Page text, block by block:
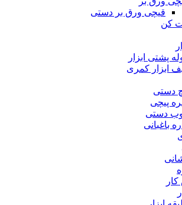
قیچی ورق بر دستی
کن
پشتی ابزار
ابزار کمری
دستی
پیچی
دستی
باغبانی